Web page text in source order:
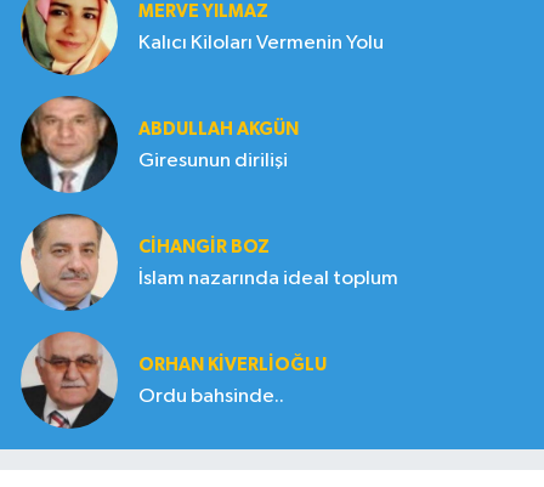
MERVE YILMAZ
Kalıcı Kiloları Vermenin Yolu
ABDULLAH AKGÜN
Giresunun dirilişi
CIHANGIR BOZ
İslam nazarında ideal toplum
ORHAN KIVERLIOĞLU
Ordu bahsinde..